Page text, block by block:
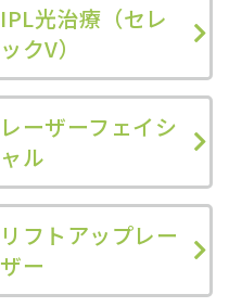
IPL光治療（セレ
ックV）
レーザーフェイシ
ャル
リフトアップレー
ザー